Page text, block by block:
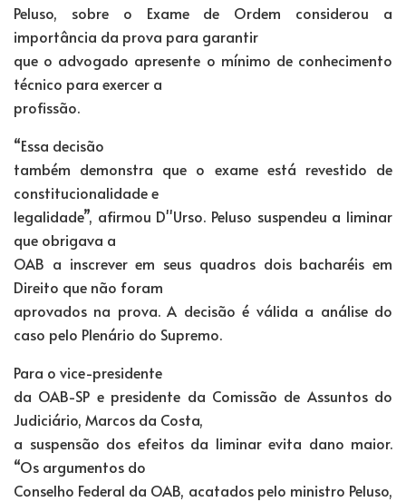
Peluso, sobre o Exame de Ordem considerou a
importância da prova para garantir
que o advogado apresente o mínimo de conhecimento
técnico para exercer a
profissão.
“Essa decisão
também demonstra que o exame está revestido de
constitucionalidade e
legalidade”, afirmou D''Urso. Peluso suspendeu a liminar
que obrigava a
OAB a inscrever em seus quadros dois bacharéis em
Direito que não foram
aprovados na prova. A decisão é válida a análise do
caso pelo Plenário do Supremo.
Para o vice-presidente
da OAB-SP e presidente da Comissão de Assuntos do
Judiciário, Marcos da Costa,
a suspensão dos efeitos da liminar evita dano maior.
“Os argumentos do
Conselho Federal da OAB, acatados pelo ministro Peluso,